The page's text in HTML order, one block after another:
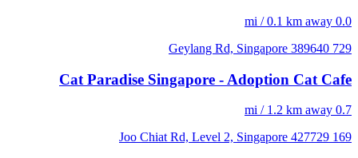
0.0 mi / 0.1 km away
729 Geylang Rd, Singapore 389640
Cat Paradise Singapore - Adoption Cat Cafe
0.7 mi / 1.2 km away
169 Joo Chiat Rd, Level 2, Singapore 427729